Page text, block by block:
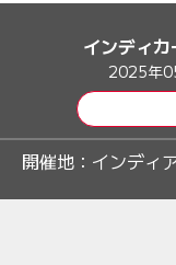
インディ
2025年
開催地： インディ